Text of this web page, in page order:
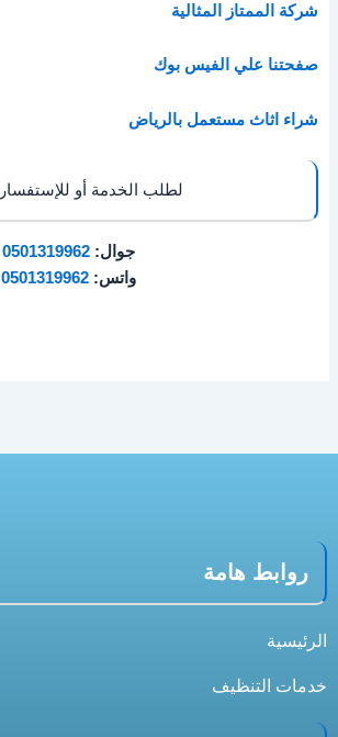
شركة الممتاز المثالية
صفحتنا علي الفيس بوك
شراء اثاث مستعمل بالرياض
لطلب الخدمة أو للإستفسار
جوال:0501319962
واتس:0501319962
روابط هامة
الرئيسية
خدمات التنظيف